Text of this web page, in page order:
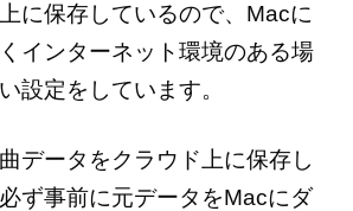
に保存しているので、Macに
インターネット環境のある場
設定をしています。
データをクラウド上に保存し
ず事前に元データをMacにダ